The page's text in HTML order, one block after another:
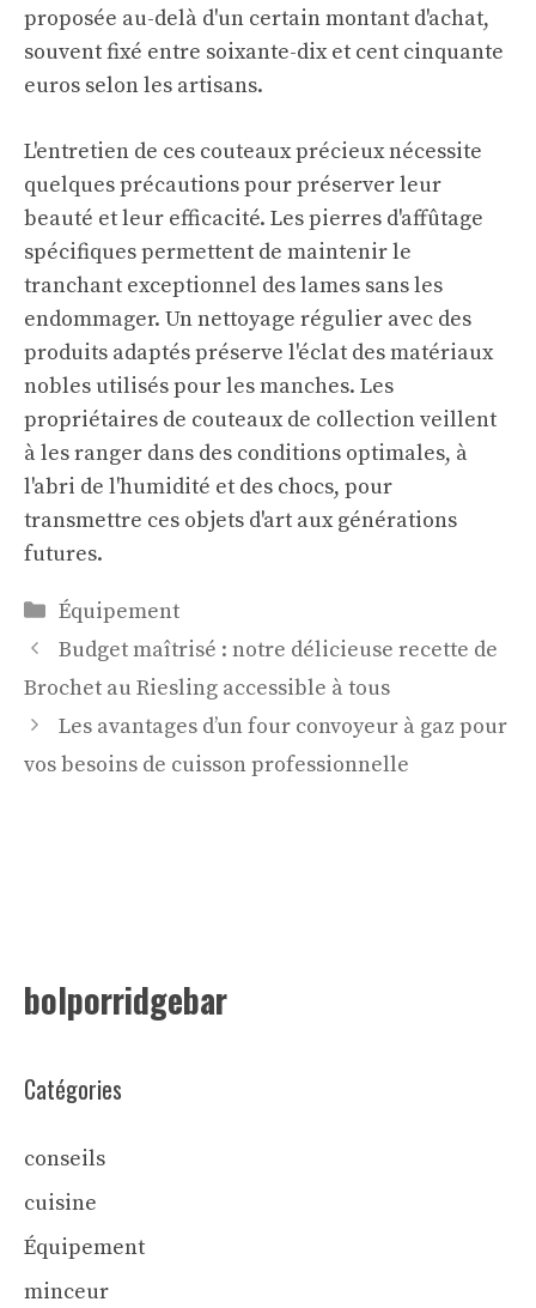
proposée au-delà d'un certain montant d'achat,
souvent fixé entre soixante-dix et cent cinquante
euros selon les artisans.
L'entretien de ces couteaux précieux nécessite
quelques précautions pour préserver leur
beauté et leur efficacité. Les pierres d'affûtage
spécifiques permettent de maintenir le
tranchant exceptionnel des lames sans les
endommager. Un nettoyage régulier avec des
produits adaptés préserve l'éclat des matériaux
nobles utilisés pour les manches. Les
propriétaires de couteaux de collection veillent
à les ranger dans des conditions optimales, à
l'abri de l'humidité et des chocs, pour
transmettre ces objets d'art aux générations
futures.
Catégories
Équipement
Budget maîtrisé : notre délicieuse recette de
Brochet au Riesling accessible à tous
Les avantages d’un four convoyeur à gaz pour
vos besoins de cuisson professionnelle
bolporridgebar
Catégories
conseils
cuisine
Équipement
minceur